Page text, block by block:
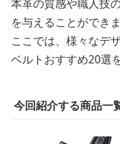
本革の質感や職人技
を与えることができま
ここでは、様々なデ
ベルトおすすめ20選
今回紹介する商品一